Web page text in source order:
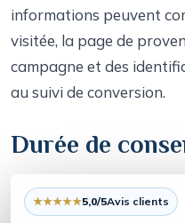
informations peuvent
visitée, la page de
campagne et des
au suivi de conversion.
Durée de
Les demandes reçues
durée nécessaire au
★★★★★5,0/5Avis clients